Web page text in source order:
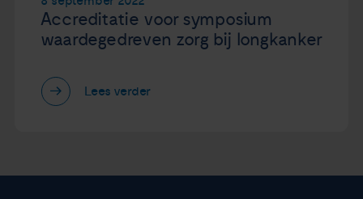
Accreditatie voor symposium
waardegedreven zorg bij longkanker
Lees verder